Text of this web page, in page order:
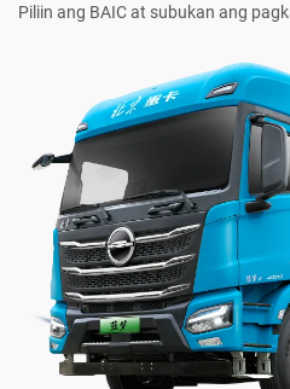
Piliin ang BAIC at subukan ang